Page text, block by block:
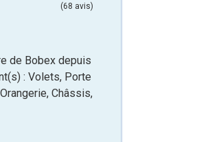
(68 avis)
de Bobex depuis
: Volets, Porte
Châssis,